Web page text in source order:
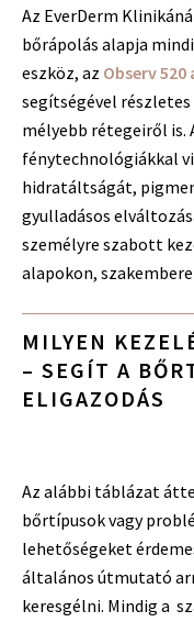
Az EverDerm
bőrápolás alapja
eszköz, az Observ
segítségével
mélyebb rétegeiről is.
fénytechnológiákkal
hidratáltságát,
gyulladásos
személyre szabott
alapokon,
MILYEN
– SEGÍT A
ELIGAZODÁS
Az alábbi táblázat
bőrtípusok vagy
lehetőségeket
általános útmutató
keresgélni. Mindig a